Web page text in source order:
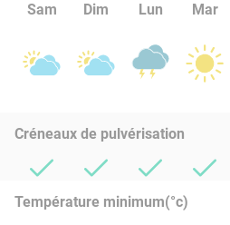
Sam Dim Lun Mar
Créneaux de pulvérisation
Température minimum(°c)